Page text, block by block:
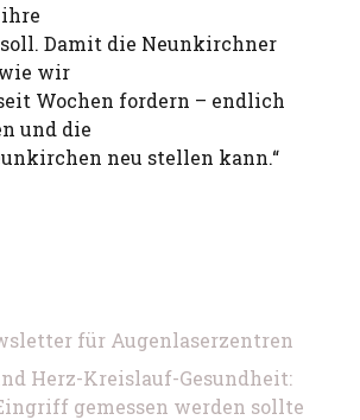
Damit die Neunkirchner
wir
Wochen fordern – endlich
und die
neu stellen kann.“
für Augenlaserzentren
Herz-Kreislauf-Gesundheit:
gemessen werden sollte